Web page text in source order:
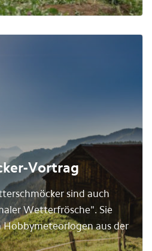
Vortrag
sind auch
Wetterfrösche". Sie
Hobbymeteorlogen aus der